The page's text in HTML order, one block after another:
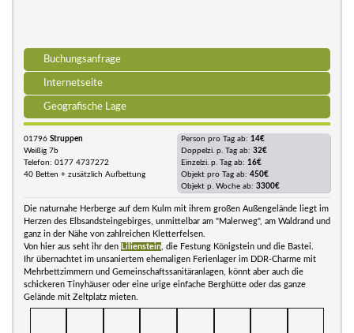
Buchungsanfrage
Internetseite
Geografische Lage
01796 Struppen
Weißig 7b
Telefon: 0177 4737272
40 Betten + zusätzlich Aufbettung
Person pro Tag ab: 14€
Doppelzi. p. Tag ab: 32€
Einzelzi. p. Tag ab: 16€
Objekt pro Tag ab: 450€
Objekt p. Woche ab: 3300€
Die naturnahe Herberge auf dem Kulm mit ihrem großen Außengelände liegt im
Herzen des Elbsandsteingebirges, unmittelbar am "Malerweg", am Waldrand und
ganz in der Nähe von zahlreichen Kletterfelsen.
Von hier aus seht ihr den Lilienstein , die Festung Königstein und die Bastei.
Ihr übernachtet im unsaniertem ehemaligen Ferienlager im DDR-Charme mit
Mehrbettzimmern und Gemeinschaftssanitäranlagen, könnt aber auch die
schickeren Tinyhäuser oder eine urige einfache Berghütte oder das ganze
Gelände mit Zeltplatz mieten.